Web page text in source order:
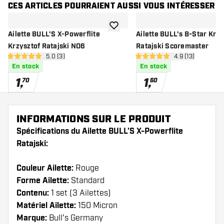
CES ARTICLES POURRAIENT AUSSI VOUS INTÉRESSER
Ailette BULL'S X-Powerflite
Krzysztof Ratajski NO6
ouvrir le panneau des avis
5 étoiles de notation
5.0 (3)
En stock
1,70
ajouter à la liste de souhaits
Ailette BULL's B-Star
Ratajski Scoremaster
ouvrir le
4.9 étoiles de notation
4.9 (13)
En stock
1,60
INFORMATIONS SUR LE PRODUIT
Spécifications du Ailette BULL'S X-Powerflite
Ratajski:
Couleur Ailette: Rouge
Forme Ailette: Standard
Contenu: 1 set (3 Ailettes)
Matériel Ailette: 150 Micron
Marque: Bull's Germany